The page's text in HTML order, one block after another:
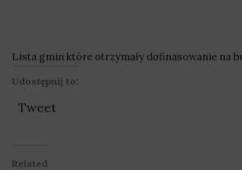
Lista gmin które otrzymały dofinasowanie na
Udostępnij to:
Tweet
Related